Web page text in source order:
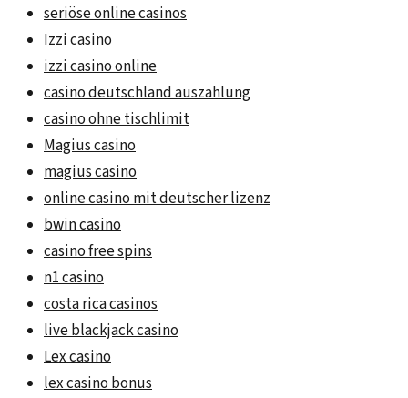
seriöse online casinos
Izzi casino
izzi casino online
casino deutschland auszahlung
casino ohne tischlimit
Magius casino
magius casino
online casino mit deutscher lizenz
bwin casino
casino free spins
n1 casino
costa rica casinos
live blackjack casino
Lex casino
lex casino bonus